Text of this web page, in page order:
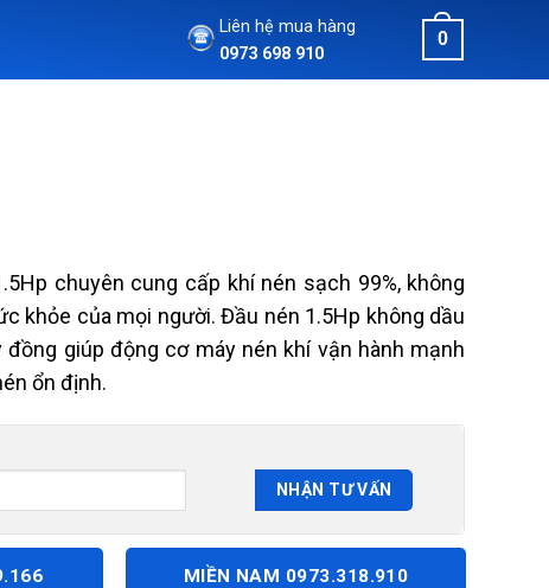
Liên hệ mua hàng
0973 698 910
0
chuyên cung cấp khí nén sạch 99%, không
khỏe của mọi người. Đầu nén 1.5Hp không dầu
đồng giúp động cơ máy nén khí vận hành mạnh
ổn định.
MIỀN NAM 0973.318.910